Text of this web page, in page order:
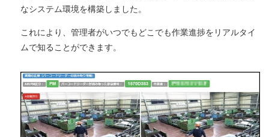
なシステム環境を構築しました。
これにより、管理者がいつでもどこでも作業進捗をリアルタイ
ムで知ることができます。